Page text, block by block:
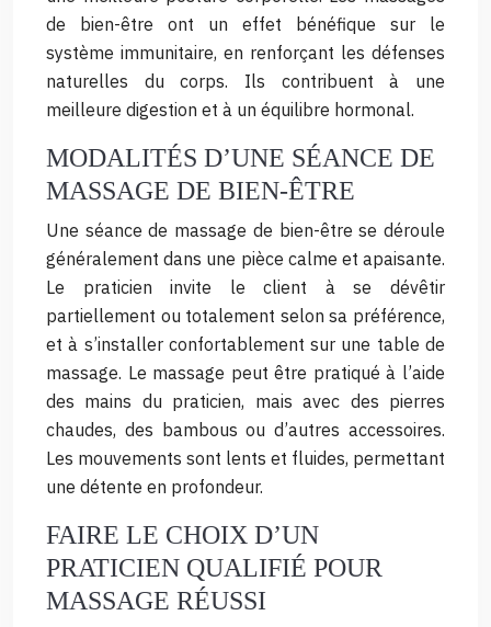
de bien-être ont un effet bénéfique sur le
système immunitaire, en renforçant les défenses
naturelles du corps. Ils contribuent à une
meilleure digestion et à un équilibre hormonal.
MODALITÉS D’UNE SÉANCE DE
MASSAGE DE BIEN-ÊTRE
Une séance de massage de bien-être se déroule
généralement dans une pièce calme et apaisante.
Le praticien invite le client à se dévêtir
partiellement ou totalement selon sa préférence,
et à s’installer confortablement sur une table de
massage. Le massage peut être pratiqué à l’aide
des mains du praticien, mais avec des pierres
chaudes, des bambous ou d’autres accessoires.
Les mouvements sont lents et fluides, permettant
une détente en profondeur.
FAIRE LE CHOIX D’UN
PRATICIEN QUALIFIÉ POUR
MASSAGE RÉUSSI